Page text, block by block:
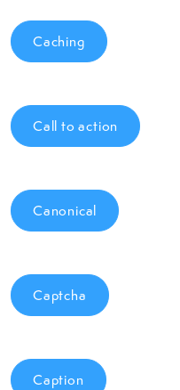
Caching
Call to action
Canonical
Captcha
Caption